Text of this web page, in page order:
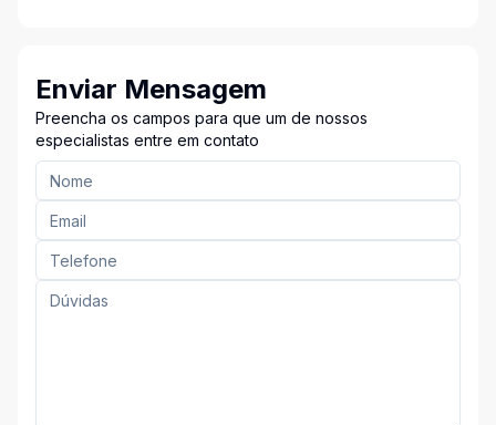
Enviar Mensagem
Preencha os campos para que um de nossos
especialistas entre em contato